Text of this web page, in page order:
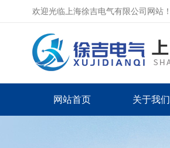
欢迎光临上海徐吉电气有限公司网站！
网站首页 关于我们